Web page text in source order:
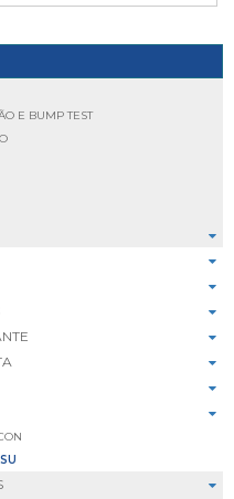
E BUMP TEST